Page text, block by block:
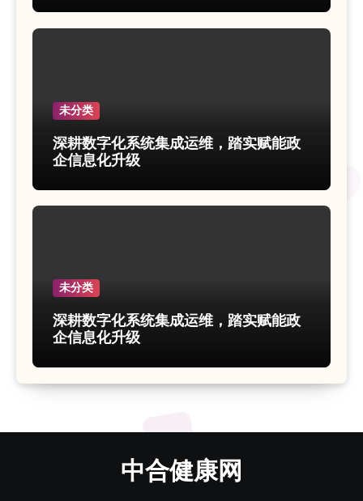
未分类
深耕数字化系统集成运维，踏实赋能政
企信息化升级
未分类
深耕数字化系统集成运维，踏实赋能政
企信息化升级
中合健康网